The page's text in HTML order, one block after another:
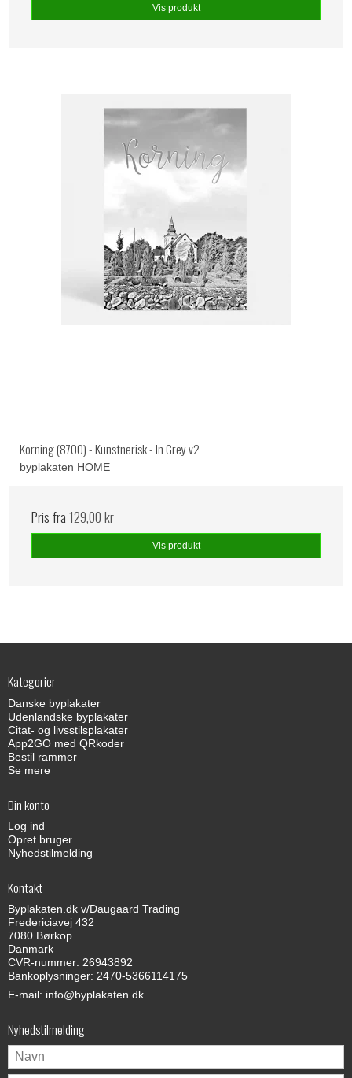
Vis produkt
Korning (8700) - Kunstnerisk - In Grey v2
byplakaten HOME
Pris fra129,00 kr
Vis produkt
Kategorier
Danske byplakater
Udenlandske byplakater
Citat- og livsstilsplakater
App2GO med QRkoder
Bestil rammer
Se mere
Din konto
Log ind
Opret bruger
Nyhedstilmelding
Kontakt
Byplakaten.dk v/Daugaard Trading
Fredericiavej 432
7080 Børkop
Danmark
CVR-nummer: 26943892
Bankoplysninger: 2470-5366114175
E-mail: info@byplakaten.dk
Nyhedstilmelding